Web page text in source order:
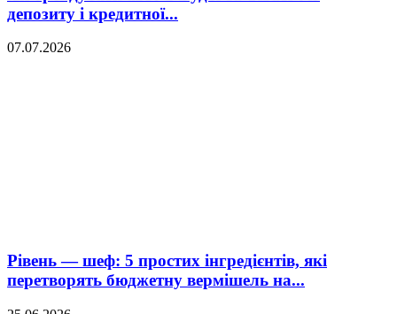
депозиту і кредитної...
07.07.2026
Рівень — шеф: 5 простих інгредієнтів, які
перетворять бюджетну вермішель на...